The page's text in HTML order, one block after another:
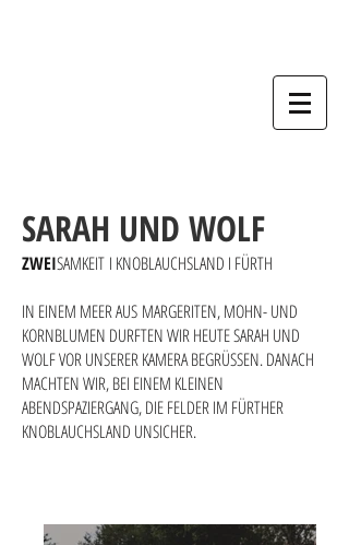
SARAH UND WOLF
ZWEISAMKEIT I KNOBLAUCHSLAND I FÜRTH
IN EINEM MEER AUS MARGERITEN, MOHN- UND
KORNBLUMEN DURFTEN WIR HEUTE SARAH UND
WOLF VOR UNSERER KAMERA BEGRÜSSEN. DANACH
MACHTEN WIR, BEI EINEM KLEINEN
ABENDSPAZIERGANG, DIE FELDER IM FÜRTHER
KNOBLAUCHSLAND UNSICHER.